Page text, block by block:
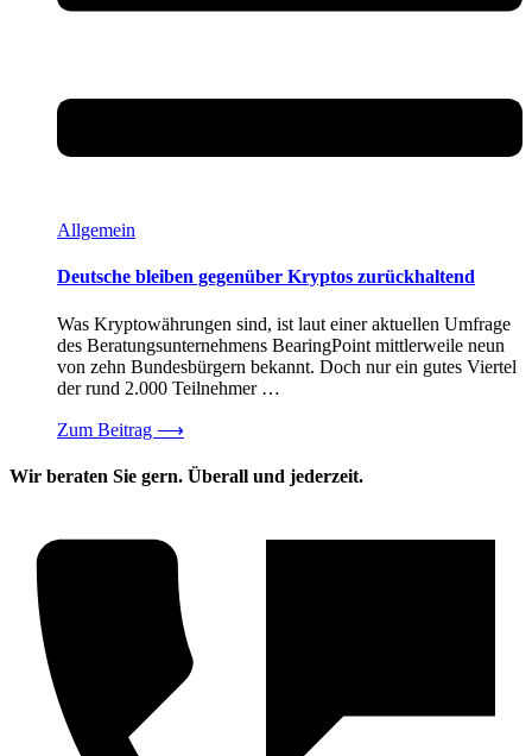
Allgemein
Deutsche bleiben gegenüber Kryptos zurückhaltend
Was Kryptowährungen sind, ist laut einer aktuellen Umfrage
des Beratungsunternehmens BearingPoint mittlerweile neun
von zehn Bundesbürgern bekannt. Doch nur ein gutes Viertel
der rund 2.000 Teilnehmer …
Zum Beitrag ⟶
Wir beraten Sie gern. Überall und jederzeit.